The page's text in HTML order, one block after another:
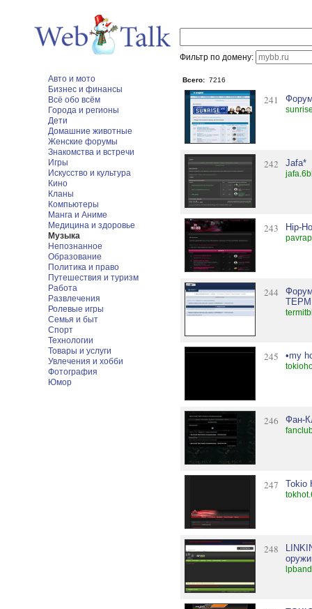
Фильтр по домену:
Авто и мото
Бизнес и финансы
Всё обо всём
Города и регионы
Дети
Домашние животные
Женские форумы
Знакомства и встречи
Игры
Искусство и культура
Кино
Кланы
Компьютеры
Манга и Аниме
Медицина и здоровье
Музыка
Непознанное
Образование
Политика и право
Путешествия и туризм
Работа
Развлечения
Ролевые игры
Семья и быт
Спорт
Технологии
Товары и услуги
Увлечения и хобби
Фотография
Юмор
Всего: 7216
241
242 Jafa*
243 Hip-
244
245 •my
246 Фан-
247 Tokio
248